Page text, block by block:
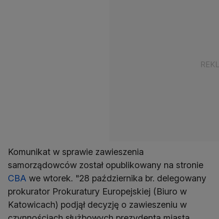
Komunikat w sprawie zawieszenia
samorządowców został opublikowany na stronie
CBA we wtorek. "28 października br. delegowany
prokurator Prokuratury Europejskiej (Biuro w
Katowicach) podjął decyzję o zawieszeniu w